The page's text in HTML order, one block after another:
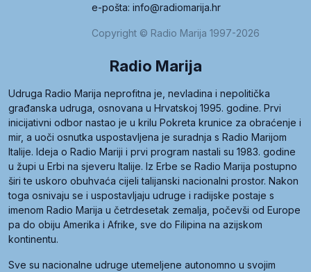
e-pošta: info@radiomarija.hr
Copyright © Radio Marija 1997-2026
Radio Marija
Udruga Radio Marija neprofitna je, nevladina i nepolitička
građanska udruga, osnovana u Hrvatskoj 1995. godine. Prvi
inicijativni odbor nastao je u krilu Pokreta krunice za obraćenje i
mir, a uoči osnutka uspostavljena je suradnja s Radio Marijom
Italije. Ideja o Radio Mariji i prvi program nastali su 1983. godine
u župi u Erbi na sjeveru Italije. Iz Erbe se Radio Marija postupno
širi te uskoro obuhvaća cijeli talijanski nacionalni prostor. Nakon
toga osnivaju se i uspostavljaju udruge i radijske postaje s
imenom Radio Marija u četrdesetak zemalja, počevši od Europe
pa do obiju Amerika i Afrike, sve do Filipina na azijskom
kontinentu.
Sve su nacionalne udruge utemeljene autonomno u svojim